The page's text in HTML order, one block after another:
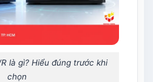
là gì? Hiểu đúng trước khi
chọn